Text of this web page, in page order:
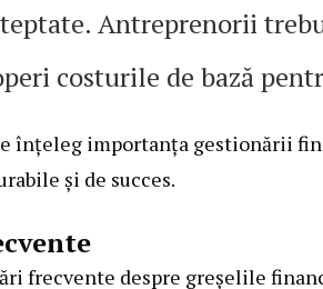
Antreprenorii
costurile de bază
înțeleg importanța gestionării
și de succes.
frecvente despre greșelile